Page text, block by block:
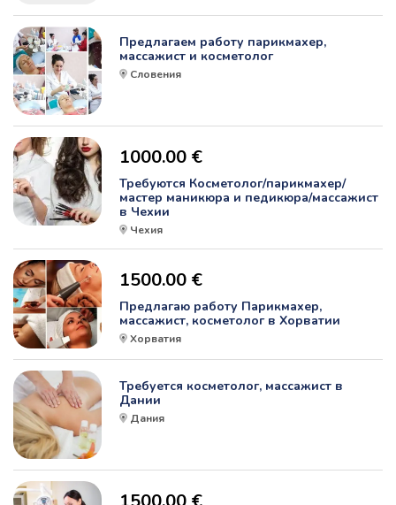
Предлагаем работу парикмахер,
массажист и косметолог
Словения
1000.00 €
Требуются Косметолог/парикмахер/
мастер маникюра и педикюра/массажист
в Чехии
Чехия
1500.00 €
Предлагаю работу Парикмахер,
массажист, косметолог в Хорватии
Хорватия
Требуется косметолог, массажист в
Дании
Дания